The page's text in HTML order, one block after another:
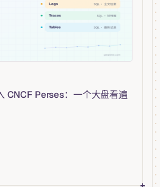
CNCF Perses：一个大盘看遍